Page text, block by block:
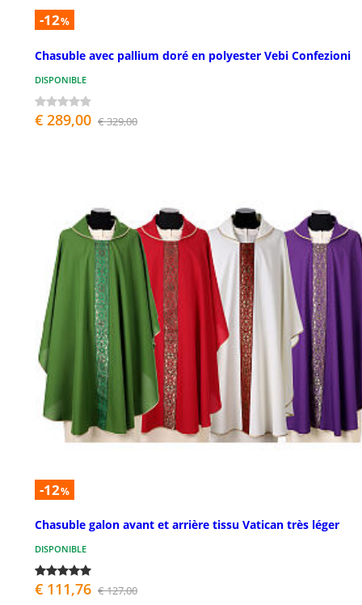
-12%
Chasuble avec pallium doré en polyester Vebi Confezioni
DISPONIBLE
€ 289,00 € 329,00
-12%
Chasuble galon avant et arrière tissu Vatican très léger
DISPONIBLE
€ 111,76 € 127,00